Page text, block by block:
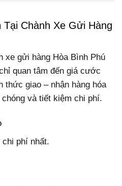
Chành Xe Gửi Hàng
xe gửi hàng Hòa Bình Phú
quan tâm đến giá cước
thức giao – nhận hàng hóa
và tiết kiệm chi phí.
phí nhất.